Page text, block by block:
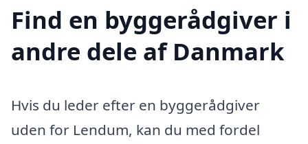
Find en byggerådgiver i
andre dele af Danmark
Hvis du leder efter en byggerådgiver
uden for Lendum, kan du med fordel